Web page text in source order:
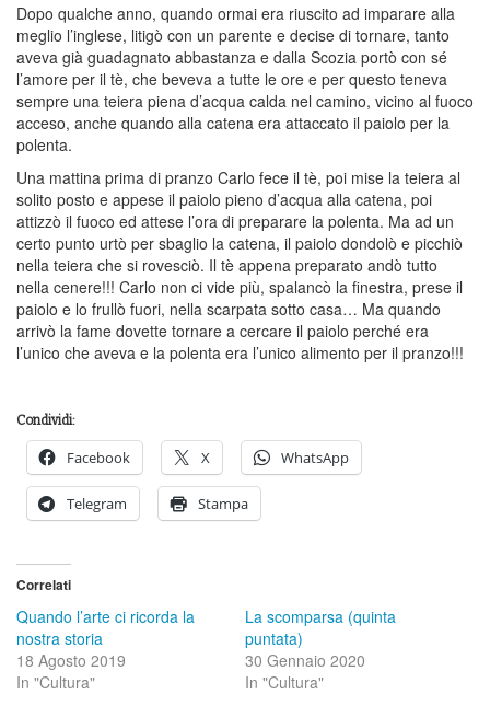
Dopo qualche anno, quando ormai era riuscito ad imparare alla
meglio l’inglese, litigò con un parente e decise di tornare, tanto
aveva già guadagnato abbastanza e dalla Scozia portò con sé
l’amore per il tè, che beveva a tutte le ore e per questo teneva
sempre una teiera piena d’acqua calda nel camino, vicino al fuoco
acceso, anche quando alla catena era attaccato il paiolo per la
polenta.
Una mattina prima di pranzo Carlo fece il tè, poi mise la teiera al
solito posto e appese il paiolo pieno d’acqua alla catena, poi
attizzò il fuoco ed attese l’ora di preparare la polenta. Ma ad un
certo punto urtò per sbaglio la catena, il paiolo dondolò e picchiò
nella teiera che si rovesciò. Il tè appena preparato andò tutto
nella cenere!!! Carlo non ci vide più, spalancò la finestra, prese il
paiolo e lo frullò fuori, nella scarpata sotto casa… Ma quando
arrivò la fame dovette tornare a cercare il paiolo perché era
l’unico che aveva e la polenta era l’unico alimento per il pranzo!!!
Condividi:
Facebook X WhatsApp
Telegram Stampa
Correlati
Quando l’arte ci ricorda la
nostra storia
18 Agosto 2019
In "Cultura"
La scomparsa (quinta
puntata)
30 Gennaio 2020
In "Cultura"